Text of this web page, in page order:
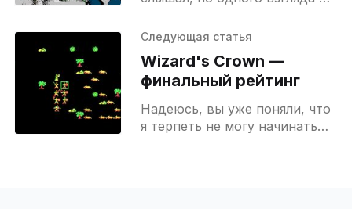
чтобы увидеть предпосылки к
Box
Следующая статья
Wizard's Crown —
финальный рейтинг
Надеюсь, вы уже поняли, что
я терпеть не могу начинать